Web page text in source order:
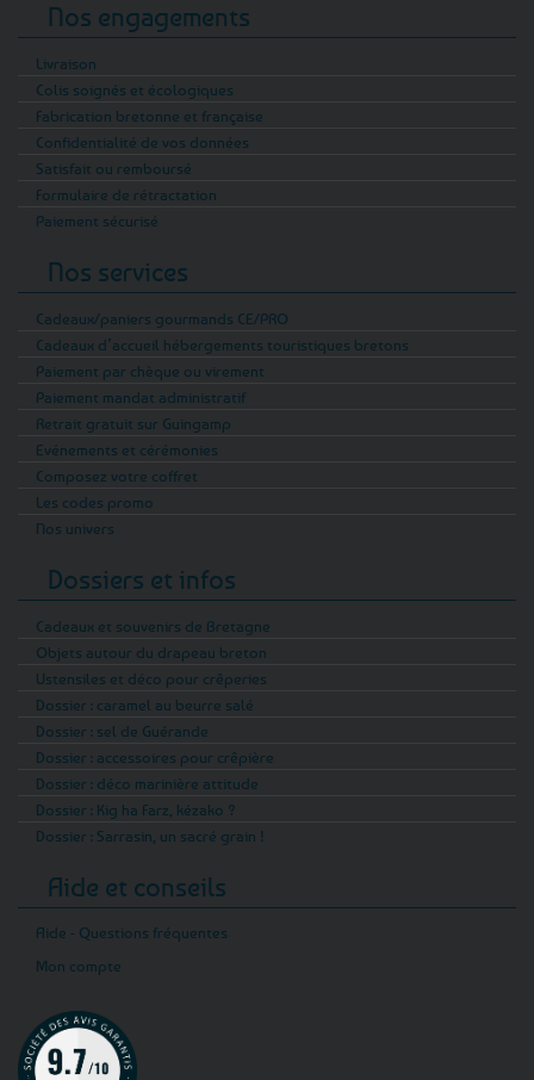
Nos engagements
Livraison
Colis soignés et écologiques
Fabrication bretonne et française
Confidentialité de vos données
Satisfait ou remboursé
Formulaire de rétractation
Paiement sécurisé
Nos services
Cadeaux/paniers gourmands CE/PRO
Cadeaux d’accueil hébergements touristiques bretons
Paiement par chèque ou virement
Paiement mandat administratif
Retrait gratuit sur Guingamp
Evénements et cérémonies
Composez votre coffret
Les codes promo
Nos univers
Dossiers et infos
Cadeaux et souvenirs de Bretagne
Objets autour du drapeau breton
Ustensiles et déco pour crêperies
Dossier : caramel au beurre salé
Dossier : sel de Guérande
Dossier : accessoires pour crêpière
Dossier : déco marinière attitude
Dossier : Kig ha Farz, kézako ?
Dossier : Sarrasin, un sacré grain !
Aide et conseils
Aide - Questions fréquentes
Mon compte